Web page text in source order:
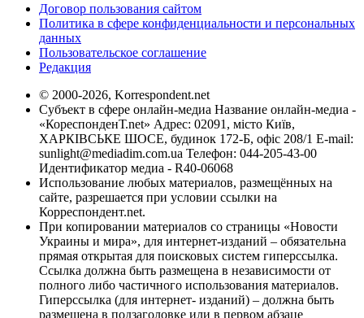
Договор пользования сайтом
Политика в сфере конфиденциальности и персональных
данных
Пользовательское соглашение
Редакция
© 2000-2026, Korrespondent.net
Субъект в сфере онлайн-медиа Название онлайн-медиа -
«КореспонденТ.net» Адрес: 02091, місто Київ,
ХАРКІВСЬКЕ ШОСЕ, будинок 172-Б, офіс 208/1 E-mail:
sunlight@mediadim.com.ua Телефон: 044-205-43-00
Идентификатор медиа - R40-06068
Использование любых материалов, размещённых на
сайте, разрешается при условии ссылки на
Корреспондент.net.
При копировании материалов со страницы «Новости
Украины и мира», для интернет-изданий – обязательна
прямая открытая для поисковых систем гиперссылка.
Ссылка должна быть размещена в независимости от
полного либо частичного использования материалов.
Гиперссылка (для интернет- изданий) – должна быть
размещена в подзаголовке или в первом абзаце